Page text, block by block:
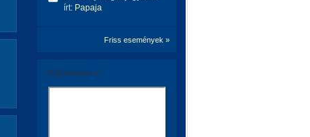
írt: Papaja
Friss események »
Szólj hozzá te is!